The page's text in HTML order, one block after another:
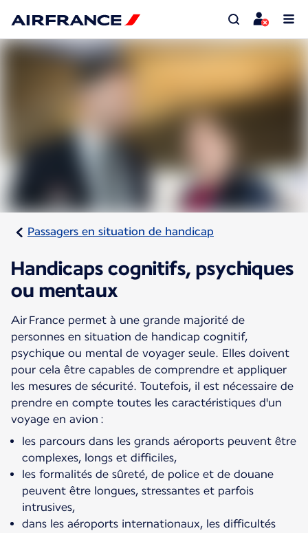
Passagers en situation de handicap
Handicaps cognitifs, psychiques
ou mentaux
Air France permet à une grande majorité de
personnes en situation de handicap cognitif,
psychique ou mental de voyager seule. Elles doivent
pour cela être capables de comprendre et appliquer
les mesures de sécurité. Toutefois, il est nécessaire de
prendre en compte toutes les caractéristiques d'un
voyage en avion :
les parcours dans les grands aéroports peuvent être
complexes, longs et difficiles,
les formalités de sûreté, de police et de douane
peuvent être longues, stressantes et parfois
intrusives,
dans les aéroports internationaux, les difficultés